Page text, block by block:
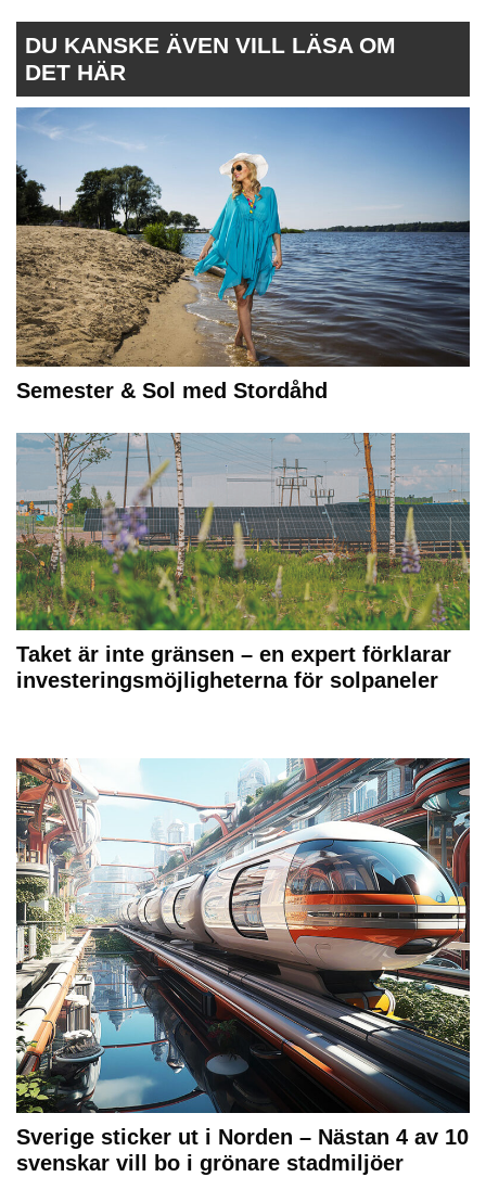
DU KANSKE ÄVEN VILL LÄSA OM
DET HÄR
Semester & Sol med Stordåhd
Taket är inte gränsen – en expert förklarar
investeringsmöjligheterna för solpaneler
Sverige sticker ut i Norden – Nästan 4 av 10
svenskar vill bo i grönare stadmiljöer